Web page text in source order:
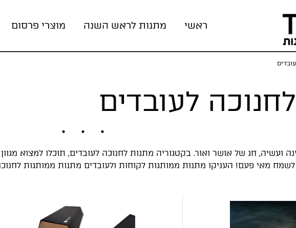
ראשי מתנות לראש השנה מוצרי פרסום
לעובדים
ועשיה, חג של אושר ואור. בקטגוריה מתנות לחנוכה לעובדים, תוכלו למצוא
מאי פעם! העניקו מתנות ממותגות לקוחות ולעובדים מתנות ממותגות